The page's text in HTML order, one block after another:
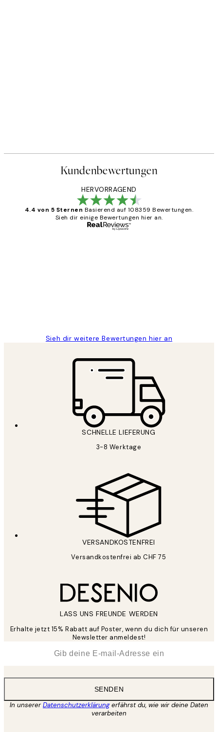
Kundenbewertungen
HERVORRAGEND
4.4 von 5 Sternen Basierend auf 108359 Bewertungen.
Sieh dir einige Bewertungen hier an.
Sieh dir weitere Bewertungen hier an
SCHNELLE LIEFERUNG
3-8 Werktage
VERSANDKOSTENFREI
Versandkostenfrei ab CHF 75
LASS UNS FREUNDE WERDEN
Erhalte jetzt 15% Rabatt auf Poster, wenn du dich für unseren
Newsletter anmeldest!
SENDEN
In unsererDatenschutzerklärungerfährst du, wie wir deine Daten
verarbeiten